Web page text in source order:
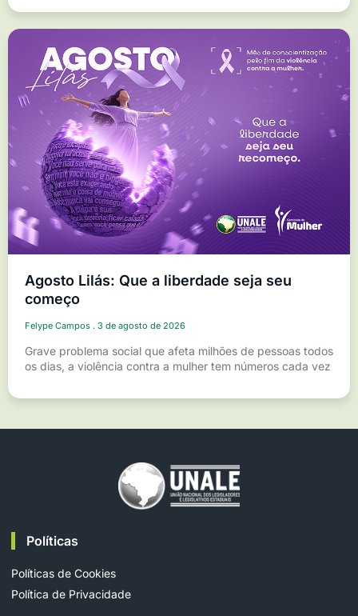
Agosto Lilás: Que a liberdade seja seu
começo
Felype Campos 3 de agosto de 2026
Grave problema social que afeta milhões de pessoas todos
os dias, a violência contra a mulher tem números cada vez
Políticas
Políticas de Cookies
Política de Privacidade